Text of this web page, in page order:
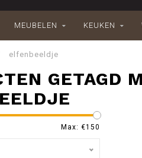
MEUBELEN KEUKEN
elfenbeeldje
GETAGD
Max: €150